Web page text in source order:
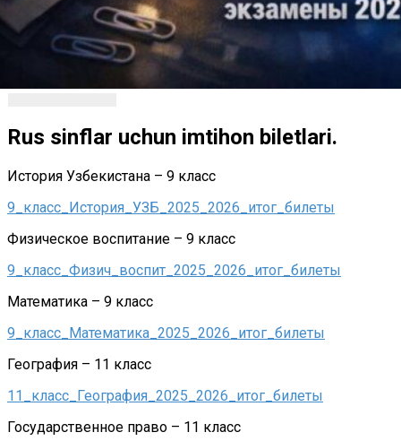
Rus sinflar uchun imtihon biletlari.
История Узбекистана – 9 класс
9_класс_История_УЗБ_2025_2026_итог_билеты
Физическое воспитание – 9 класс
9_класс_Физич_воспит_2025_2026_итог_билеты
Математика – 9 класс
9_класс_Математика_2025_2026_итог_билеты
География – 11 класс
11_класс_География_2025_2026_итог_билеты
Государственное право – 11 класс